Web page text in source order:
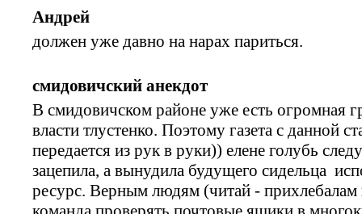
Андрей
должен уже давно на нарах париться.
смидовичский анекдот
В смидовичском районе уже есть огромная
власти тлустенко. Поэтому газета с данной
передается из рук в руки)) елене голубь
зацепила, а вынудила будущего сидельца
ресурс. Верным людям (читай -